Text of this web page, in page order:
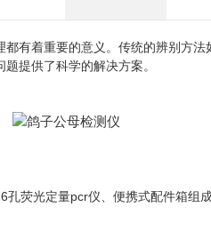
有着重要的意义。传统的辨别方法
提供了科学的解决方案。
荧光定量pcr仪、便携式配件箱组